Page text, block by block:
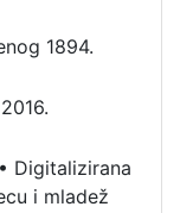
1894.
• Digitalizirana
i mladež